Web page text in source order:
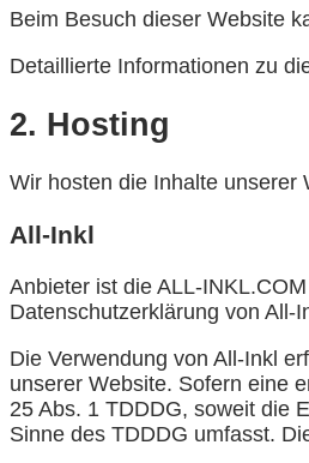
Beim Besuch dieser Website
Detaillierte Informationen zu
2. Hosting
Wir hosten die Inhalte unserer
All-Inkl
Anbieter ist die ALL-
Datenschutzerklärung von All-
Die Verwendung von All-Inkl
unserer Website. Sofern eine
25 Abs. 1 TDDDG, soweit die
Sinne des TDDDG umfasst.